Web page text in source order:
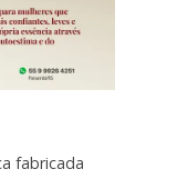
fabricada